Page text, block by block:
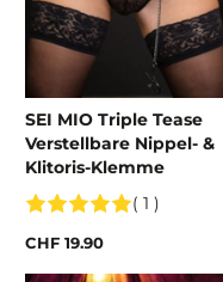
SEI MIO Triple Tease
Verstellbare Nippel- &
Klitoris-Klemme
( 1 )
CHF 19.90